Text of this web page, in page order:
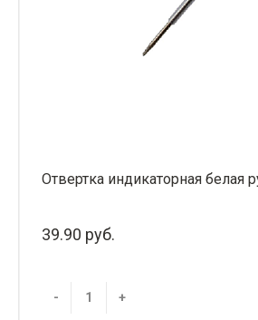
Отвертка индикаторная белая
39.90 руб.
- +